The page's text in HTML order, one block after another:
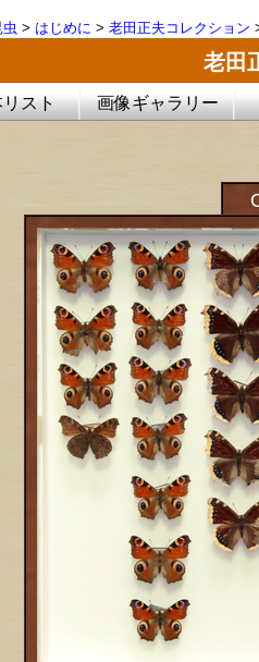
虫 > はじめに > 老田正夫コレクション
老田
スト 画像ギャラリー